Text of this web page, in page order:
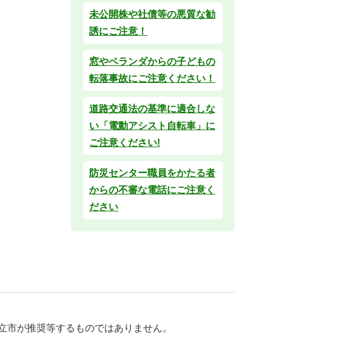
未公開株や社債等の悪質な勧
誘にご注意！
窓やベランダからの子どもの
転落事故にご注意ください！
道路交通法の基準に適合しな
い「電動アシスト自転車」に
ご注意ください!
防災センター職員をかたる者
からの不審な電話にご注意く
ださい
市が推奨等するものではありません。